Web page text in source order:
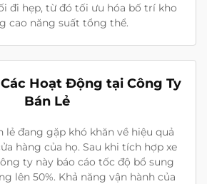
đi hẹp, từ đó tối ưu hóa bố trí kho
cao năng suất tổng thể.
Hoạt Động tại Công Ty
Bán Lẻ
lẻ đang gặp khó khăn về hiệu quả
hàng của họ. Sau khi tích hợp xe
ty này báo cáo tốc độ bổ sung
lên 50%. Khả năng vận hành của